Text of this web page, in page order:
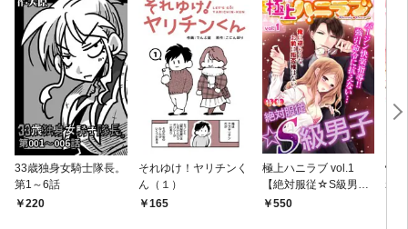
33歳独身女騎士隊長。
第1～6話
220
それゆけ！ヤリチンく
ん（１）
165
極上ハニラブ vol.1
【絶対服従☆S級男
子】550
快
れ